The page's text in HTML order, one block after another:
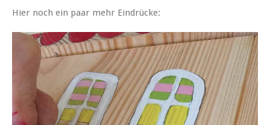
Hier noch ein paar mehr Eindrücke: